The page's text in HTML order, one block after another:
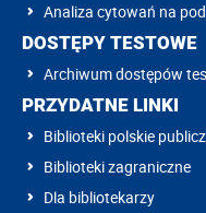
Analiza cytowań na
DOSTĘPY TESTOWE
Archiwum dostępów
PRZYDATNE LINKI
Biblioteki polskie
Biblioteki zagraniczne
Dla bibliotekarzy